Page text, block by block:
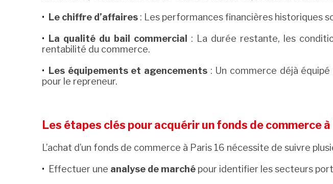
Le chiffre d’affaires : Les performances financières historiques
La qualité du bail commercial : La durée restante, les
rentabilité du commerce.
Les équipements et agencements: Un commerce déjà
pour le repreneur.
Les étapes clés pour acquérir un fonds de commerce à
L’achat d’un fonds de commerce à Paris 16 nécessite de suivre
Effectuer une analyse de marché pour identifier les secteurs